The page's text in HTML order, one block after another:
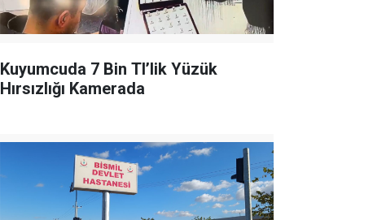
Kuyumcuda 7 Bin Tl’lik Yüzük
Hırsızlığı Kamerada